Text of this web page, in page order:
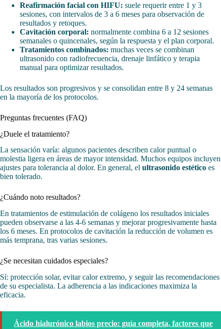
Reafirmación facial con HIFU: suele requerir entre 1 y 3
sesiones, con intervalos de 3 a 6 meses para observación de
resultados y retoques.
Cavitación corporal: normalmente combina 6 a 12 sesiones
semanales o quincenales, según la respuesta y el plan corporal.
Tratamientos combinados: muchas veces se combinan
ultrasonido con radiofrecuencia, drenaje linfático y terapia
manual para optimizar resultados.
Los resultados son progresivos y se consolidan entre 8 y 24 semanas
en la mayoría de los protocolos.
Preguntas frecuentes (FAQ)
¿Duele el tratamiento?
La sensación varía: algunos pacientes describen calor puntual o
molestia ligera en áreas de mayor intensidad. Muchos equipos incluyen
ajustes para tolerancia al dolor. En general, el ultrasonido estético es
bien tolerado.
¿Cuándo noto resultados?
En tratamientos de estimulación de colágeno los resultados iniciales
pueden observarse a las 4-6 semanas y mejorar progresivamente hasta
los 6 meses. En protocolos de cavitación la reducción de volumen es
más temprana, tras varias sesiones.
¿Se necesitan cuidados especiales?
Sí: protección solar, evitar calor extremo, y seguir las recomendaciones
de su especialista. La adherencia a las indicaciones maximiza la
eficacia.
Ácido hialurónico labios precio: guía completa, factores que